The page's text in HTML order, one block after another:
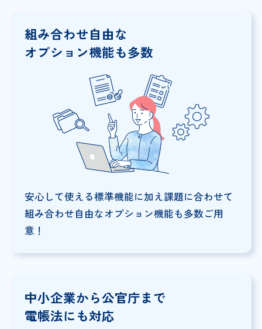
組み合わせ自由な
オプション機能も多数
安心して使える標準機能に加え課題に合わせて
組み合わせ自由なオプション機能も多数ご用
意！
中小企業から公官庁まで
電帳法にも対応